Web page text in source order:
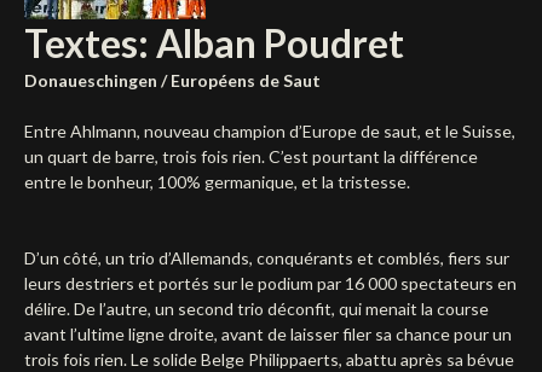
Textes: Alban Poudret
Donaueschingen / Européens de Saut
Entre Ahlmann, nouveau champion d’Europe de saut, et le Suisse,
un quart de barre, trois fois rien. C’est pourtant la différence
entre le bonheur, 100% germanique, et la tristesse.
D’un côté, un trio d’Allemands, conquérants et comblés, fiers sur
leurs destriers et portés sur le podium par 16 000 spectateurs en
délire. De l’autre, un second trio déconfit, qui menait la course
avant l’ultime ligne droite, avant de laisser filer sa chance pour un
trois fois rien. Le solide Belge Philippaerts, abattu après sa bévue